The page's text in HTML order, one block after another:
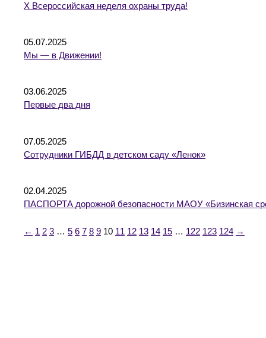
X Всероссийская неделя охраны труда!
05.07.2025
Мы — в Движении!
03.06.2025
Первые два дня
07.05.2025
Сотрудники ГИБДД в детском саду «Ленок»
02.04.2025
ПАСПОРТА дорожной безопасности МАОУ «Бизинская
← 1 2 3 … 5 6 7 8 9 10 11 12 13 14 15 … 122 123 124 →